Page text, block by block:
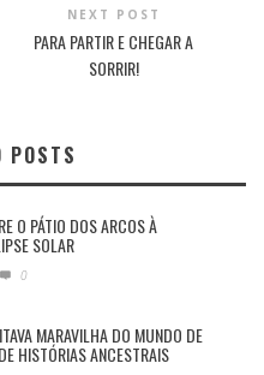
NEXT POST
PARA PARTIR E CHEGAR A
SORRIR!
POSTS
O PÁTIO DOS ARCOS À
SOLAR
0
MARAVILHA DO MUNDO DE
HISTÓRIAS ANCESTRAIS